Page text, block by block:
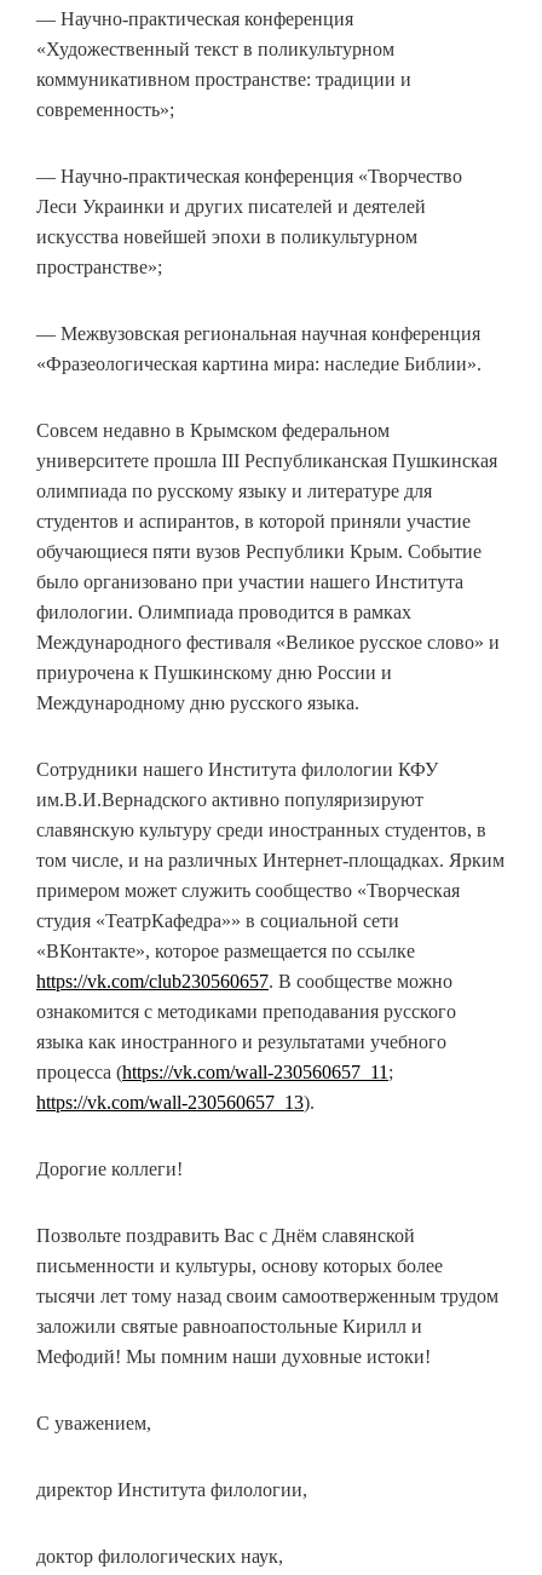
— Научно-практическая конференция
«Художественный текст в поликультурном
коммуникативном пространстве: традиции и
современность»;
— Научно-практическая конференция «Творчество
Леси Украинки и других писателей и деятелей
искусства новейшей эпохи в поликультурном
пространстве»;
— Межвузовская региональная научная конференция
«Фразеологическая картина мира: наследие Библии».
Совсем недавно в Крымском федеральном
университете прошла III Республиканская Пушкинская
олимпиада по русскому языку и литературе для
студентов и аспирантов, в которой приняли участие
обучающиеся пяти вузов Республики Крым. Событие
было организовано при участии нашего Института
филологии. Олимпиада проводится в рамках
Международного фестиваля «Великое русское слово» и
приурочена к Пушкинскому дню России и
Международному дню русского языка.
Сотрудники нашего Института филологии КФУ
им.В.И.Вернадского активно популяризируют
славянскую культуру среди иностранных студентов, в
том числе, и на различных Интернет-площадках. Ярким
примером может служить сообщество «Творческая
студия «ТеатрКафедра»» в социальной сети
«ВКонтакте», которое размещается по ссылке
https://vk.com/club230560657. В сообществе можно
ознакомится с методиками преподавания русского
языка как иностранного и результатами учебного
процесса (https://vk.com/wall-230560657_11 ;
https://vk.com/wall-230560657_13).
Дорогие коллеги!
Позвольте поздравить Вас с Днём славянской
письменности и культуры, основу которых более
тысячи лет тому назад своим самоотверженным трудом
заложили святые равноапостольные Кирилл и
Мефодий! Мы помним наши духовные истоки!
С уважением,
директор Института филологии,
доктор филологических наук,